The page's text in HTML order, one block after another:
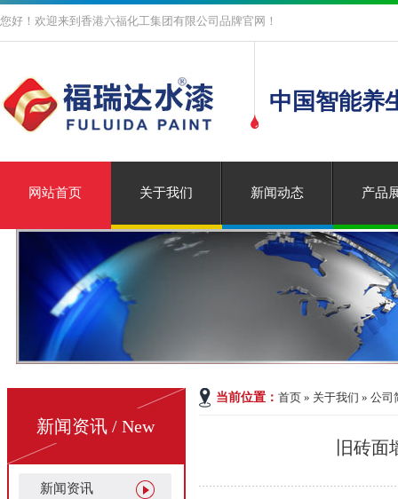
您好！欢迎来到香港六福化工集团有限公司品牌官网！
中国智能养
网站首页 关于我们 新闻动态 产品
新闻资讯 / New
新闻资讯
当前位置：首页 » 关于我们 » 公司
旧砖